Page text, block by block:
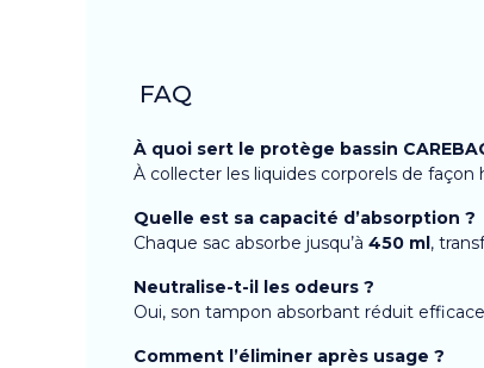
FAQ
À quoi sert le protège bassin
À collecter les liquides corporels de
Quelle est sa capacité d’absorption ?
Chaque sac absorbe jusqu’à 450 ml,
Neutralise-t-il les odeurs ?
Oui, son tampon absorbant réduit
Comment l’éliminer après usage ?